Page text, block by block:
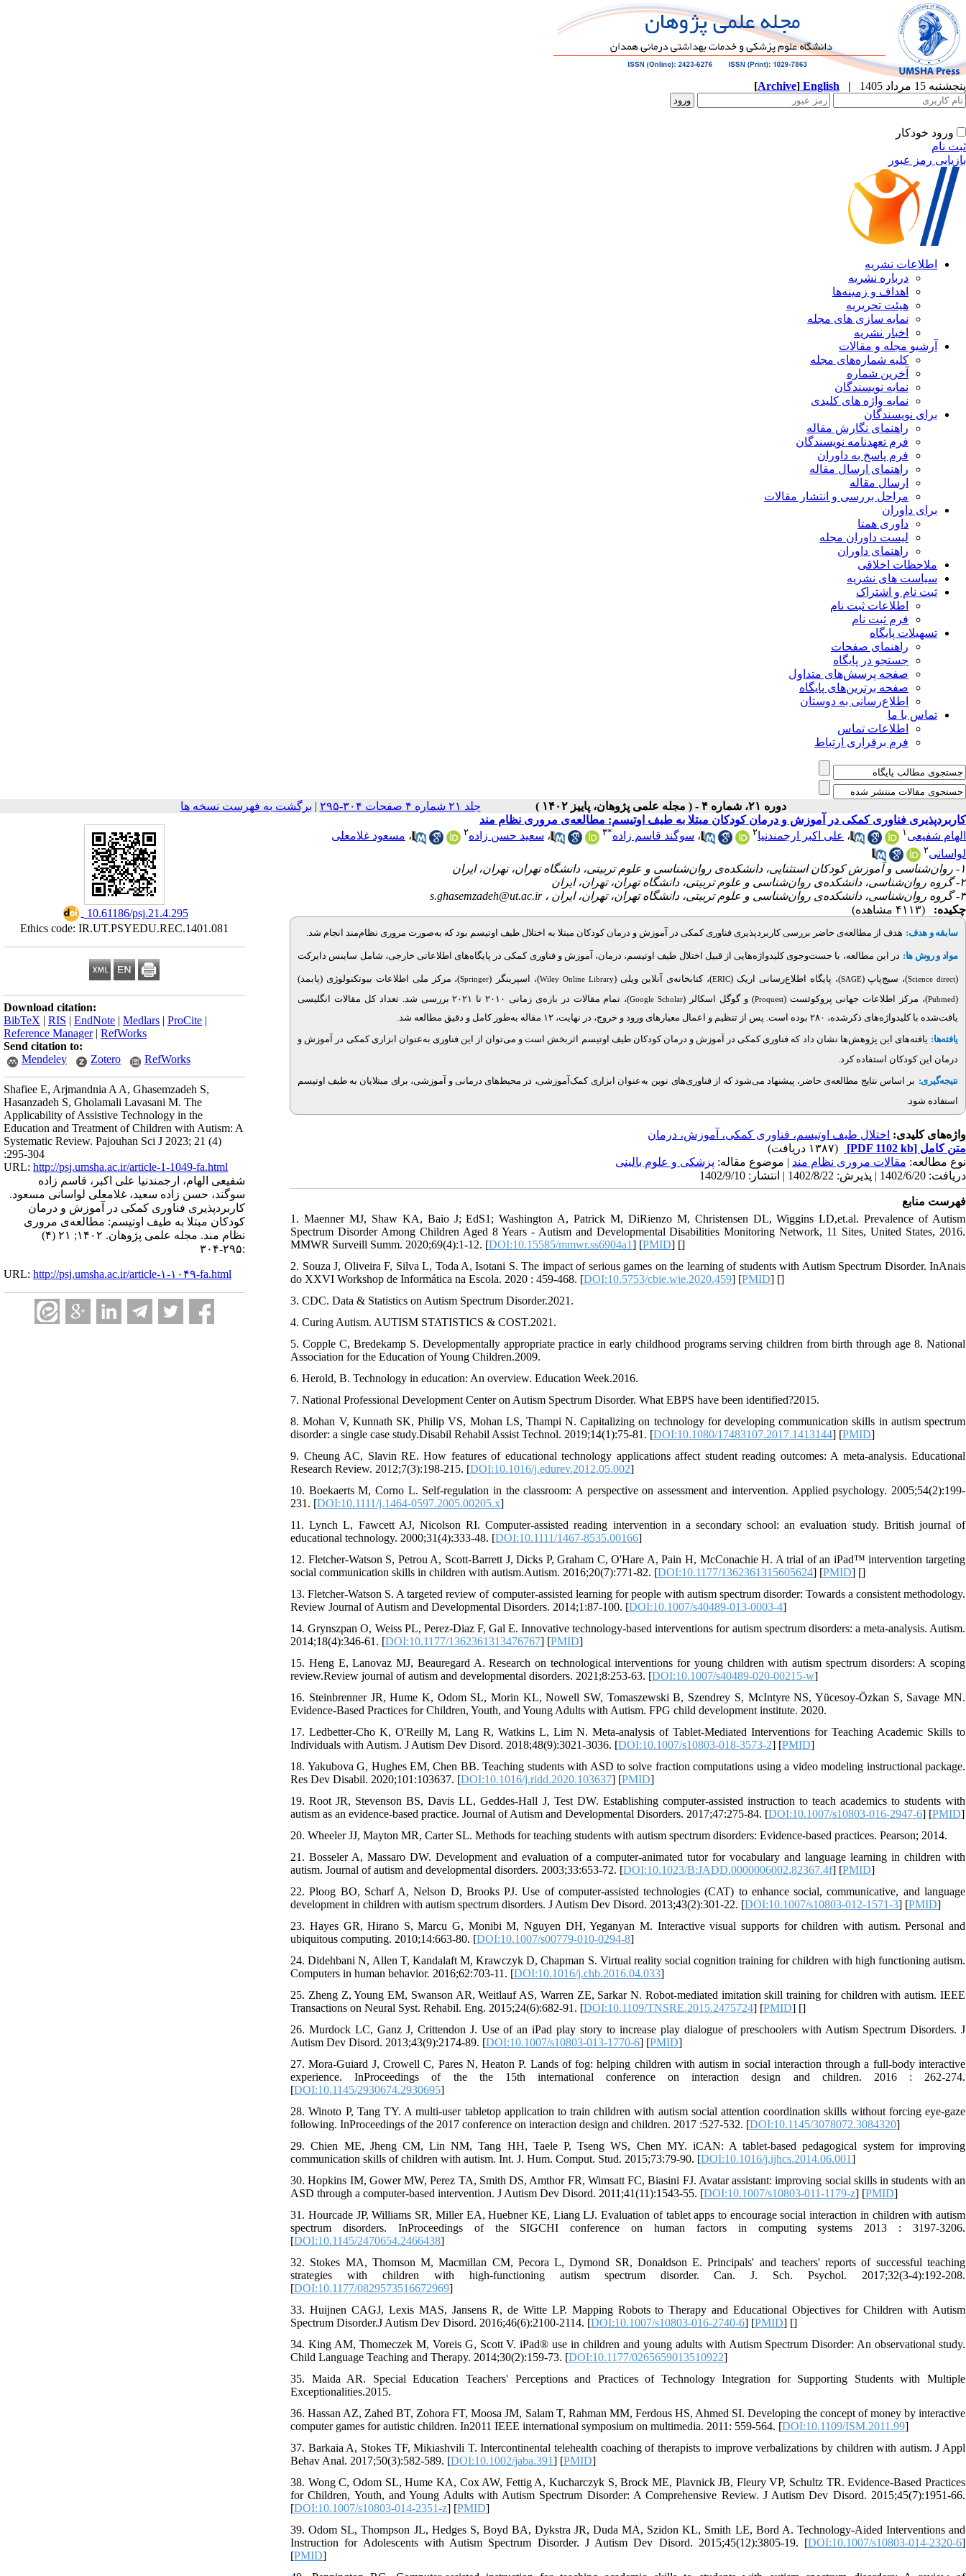
پنجشنبه 15 مرداد 1405 |
English
[Archive]
ورود خودکار
ثبت نام
بازیابی رمز عبور
اطلاعات نشریه
درباره نشریه
اهداف و زمینه‌ها
هیئت تحریریه
نمایه سازی های مجله
اخبار نشریه
آرشیو مجله و مقالات
کلیه شماره‌های مجله
آخرین شماره
نمایه نویسندگان
نمایه واژه های کلیدی
برای نویسندگان
راهنمای نگارش مقاله
فرم تعهدنامه نویسندگان
فرم پاسخ به داوران
راهنمای ارسال مقاله
ارسال مقاله
مراحل بررسی و انتشار مقالات
برای داوران
داوری همتا
لیست داوران مجله
راهنمای داوران
ملاحظات اخلاقی
سیاست های نشریه
ثبت نام و اشتراک
اطلاعات ثبت نام
فرم ثبت نام
تسهیلات پایگاه
راهنمای صفحات
جستجو در پایگاه
صفحه پرسش‌های متداول
صفحه برترین‌های پایگاه
اطلاع‌رسانی به دوستان
تماس با ما
اطلاعات تماس
فرم برقراری ارتباط
دوره ۲۱، شماره ۴ - ( مجله علمی پژوهان، پاییز ۱۴۰۲ ) جلد ۲۱ شماره ۴ صفحات ۳۰۴-۲۹۵ | برگشت به فهرست نسخه ها
‎ 10.61186/psj.21.4.295
Ethics code: IR.UT.PSYEDU.REC.1401.081
Download citation:
BibTeX | RIS | EndNote | Medlars | ProCite |
Reference Manager| RefWorks
Send citation to:
Mendeley
Zotero RefWorks
Shafiee E, Arjmandnia A A, Ghasemzadeh S,
Hasanzadeh S, Gholamali Lavasani M. The
Applicability of Assistive Technology in the
Education and Treatment of Children with Autism: A
Systematic Review. Pajouhan Sci J 2023; 21 (4)
:295-304
URL: http://psj.umsha.ac.ir/article-1-1049-fa.html
شفیعی الهام، ارجمندنیا علی اکبر، قاسم زاده
سوگند، حسن زاده سعید، غلامعلی لواسانی مسعود.
کاربردپذیری فناوری کمکی در آموزش و درمان
کودکان مبتلا به طیف اوتیسم: مطالعه‌ی مروری
نظام مند. مجله علمی پژوهان. ۱۴۰۲; ۲۱ (۴)
:۲۹۵-۳۰۴
URL: http://psj.umsha.ac.ir/article-۱-۱۰۴۹-fa.html
کاربردپذیری فناوری کمکی در آموزش و درمان کودکان مبتلا به طیف اوتیسم: مطالعه‌ی مروری نظام مند
الهام شفیعی ۱ ، علی اکبر ارجمندنیا۲ ، سوگند قاسم زاده*۳ ، سعید حسن زاده۲ ، مسعود غلامعلی
لواسانی۲
۱- روان‌شناسی و آموزش کودکان استثنایی، دانشکده‌ی روان‌شناسی و علوم تربیتی، دانشگاه تهران، تهران، ایران
۲- گروه روان‌شناسی، دانشکده‌ی روان‌شناسی و علوم تربیتی، دانشگاه تهران، تهران، ایران
۳- گروه روان‌شناسی، دانشکده‌ی روان‌شناسی و علوم تربیتی، دانشگاه تهران، تهران، ایران ،
s.ghasemzadeh@ut.ac.ir
چکیده:
(۴۱۱۳ مشاهده)
سابقه و هدف: هدف از مطالعه‌ی حاضر بررسی کاربردپذیری فناوری کمکی در آموزش و درمان کودکان مبتلا به اختلال طیف اوتیسم بود که به‌صورت مروری نظام‌مند انجام شد.
مواد و روش ها: در این مطالعه، با جست‌وجوی کلیدواژه‌هایی از قبیل اختلال طیف اوتیسم، درمان، آموزش و فناوری کمکی در پایگاه‌های اطلاعاتی خارجی، شامل ساینس دایرکت
(
Science direct)، سیج‌پاپ (SAGE)، پایگاه اطلاع‌رسانی اریک (ERIC)، کتابخانه‌ی آنلاین ویلی (Wiley Online Library)، اسپرینگر (
Springer)، مرکز ملی اطلاعات بیوتکنولوژی (پابمد)
(
Pubmed)، مرکز اطلاعات جهانی پروکوئست (Proquest) و گوگل اسکالر (Google Scholar
)، تمام مقالات در بازه‌ی زمانی ۲۰۱۰ تا ۲۰۲۱ بررسی شد. تعداد کل مقالات انگلیسی
یافتشده با کلیدواژه‌های ذکرشده، ۲۸۰ بوده است. پس از تنظیم و اعمال معیارهای ورود و خروج، در نهایت، ۱۲ مقاله به‌طور کامل و دقیق مطالعه شد.
یافته‌ها: یافته‌های این پژوهش‌ها نشان داد که فناوری کمکی در آموزش و درمان کودکان طیف اوتیسم اثربخش است و می‌توان از این فناوری به‌عنوان ابزاری کمکی در آموزش و
درمان این کودکان استفاده کرد.
نتیجه‌گیری: بر اساس نتایج مطالعه‌ی حاضر، پیشنهاد می‌شود که از فناوری‌های نوین به‌عنوان ابزاری کمک‌آموزشی، در محیط‌های درمانی و آموزشی، برای مبتلایان به طیف اوتیسم
استفاده شود.
واژه‌های کلیدی: اختلال طیف اوتیسم، فناوری کمکی، آموزش، درمان
متن کامل [PDF 1102 kb]
(۱۳۸۷ دریافت)
نوع مطالعه: مقالات مروری نظام مند | موضوع مقاله: پزشکی و علوم بالینی
دریافت: 1402/6/20 | پذیرش: 1402/8/22 | انتشار: 1402/9/10
فهرست منابع
1. Maenner MJ, Shaw KA, Baio J; EdS1; Washington A, Patrick M, DiRienzo M, Christensen DL, Wiggins LD,et.al. Prevalence of Autism
Spectrum Disorder Among Children Aged 8 Years - Autism and Developmental Disabilities Monitoring Network, 11 Sites, United States, 2016.
MMWR Surveill Summ. 2020;69(4):1-12. [DOI:10.15585/mmwr.ss6904a1] [PMID] []
2. Souza J, Oliveira F, Silva L, Toda A, Isotani S. The impact of serious games on the learning of students with Autism Spectrum Disorder. InAnais
do XXVI Workshop de Informática na Escola. 2020 : 459-468. [DOI:10.5753/cbie.wie.2020.459] [PMID] []
3. CDC. Data & Statistics on Autism Spectrum Disorder.2021.
4. Curing Autism. AUTISM STATISTICS & COST.2021.
5. Copple C, Bredekamp S. Developmentally appropriate practice in early childhood programs serving children from birth through age 8. National
Association for the Education of Young Children.2009.
6. Herold, B. Technology in education: An overview. Education Week.2016.
7. National Professional Development Center on Autism Spectrum Disorder. What EBPS have been identified?2015.
8. Mohan V, Kunnath SK, Philip VS, Mohan LS, Thampi N. Capitalizing on technology for developing communication skills in autism spectrum
disorder: a single case study.Disabil Rehabil Assist Technol. 2019;14(1):75-81. [DOI:10.1080/17483107.2017.1413144] [PMID]
9. Cheung AC, Slavin RE. How features of educational technology applications affect student reading outcomes: A meta-analysis. Educational
Research Review. 2012;7(3):198-215. [DOI:10.1016/j.edurev.2012.05.002]
10. Boekaerts M, Corno L. Self‐regulation in the classroom: A perspective on assessment and intervention. Applied psychology. 2005;54(2):199-
231. [DOI:10.1111/j.1464-0597.2005.00205.x]
11. Lynch L, Fawcett AJ, Nicolson RI. Computer‐assisted reading intervention in a secondary school: an evaluation study. British journal of
educational technology. 2000;31(4):333-48. [DOI:10.1111/1467-8535.00166]
12. Fletcher-Watson S, Petrou A, Scott-Barrett J, Dicks P, Graham C, O'Hare A, Pain H, McConachie H. A trial of an iPad™ intervention targeting
social communication skills in children with autism.Autism. 2016;20(7):771-82. [DOI:10.1177/1362361315605624] [PMID] []
13. Fletcher-Watson S. A targeted review of computer-assisted learning for people with autism spectrum disorder: Towards a consistent methodology.
Review Journal of Autism and Developmental Disorders. 2014;1:87-100. [DOI:10.1007/s40489-013-0003-4]
14. Grynszpan O, Weiss PL, Perez-Diaz F, Gal E. Innovative technology-based interventions for autism spectrum disorders: a meta-analysis. Autism.
2014;18(4):346-61. [DOI:10.1177/1362361313476767] [PMID]
15. Heng E, Lanovaz MJ, Beauregard A. Research on technological interventions for young children with autism spectrum disorders: A scoping
review.Review journal of autism and developmental disorders. 2021;8:253-63. [DOI:10.1007/s40489-020-00215-w]
16. Steinbrenner JR, Hume K, Odom SL, Morin KL, Nowell SW, Tomaszewski B, Szendrey S, McIntyre NS, Yücesoy-Özkan S, Savage MN.
Evidence-Based Practices for Children, Youth, and Young Adults with Autism. FPG child development institute. 2020.
17. Ledbetter-Cho K, O'Reilly M, Lang R, Watkins L, Lim N. Meta-analysis of Tablet-Mediated Interventions for Teaching Academic Skills to
Individuals with Autism. J Autism Dev Disord. 2018;48(9):3021-3036. [DOI:10.1007/s10803-018-3573-2] [PMID]
18. Yakubova G, Hughes EM, Chen BB. Teaching students with ASD to solve fraction computations using a video modeling instructional package.
Res Dev Disabil. 2020;101:103637. [DOI:10.1016/j.ridd.2020.103637] [PMID]
19. Root JR, Stevenson BS, Davis LL, Geddes-Hall J, Test DW. Establishing computer-assisted instruction to teach academics to students with
autism as an evidence-based practice. Journal of Autism and Developmental Disorders. 2017;47:275-84. [DOI:10.1007/s10803-016-2947-6] [PMID]
20. Wheeler JJ, Mayton MR, Carter SL. Methods for teaching students with autism spectrum disorders: Evidence-based practices. Pearson; 2014.
21. Bosseler A, Massaro DW. Development and evaluation of a computer-animated tutor for vocabulary and language learning in children with
autism. Journal of autism and developmental disorders. 2003;33:653-72. [DOI:10.1023/B:JADD.0000006002.82367.4f] [PMID]
22. Ploog BO, Scharf A, Nelson D, Brooks PJ. Use of computer-assisted technologies (CAT) to enhance social, communicative, and language
development in children with autism spectrum disorders. J Autism Dev Disord. 2013;43(2):301-22. [DOI:10.1007/s10803-012-1571-3] [PMID]
23. Hayes GR, Hirano S, Marcu G, Monibi M, Nguyen DH, Yeganyan M. Interactive visual supports for children with autism. Personal and
ubiquitous computing. 2010;14:663-80. [DOI:10.1007/s00779-010-0294-8]
24. Didehbani N, Allen T, Kandalaft M, Krawczyk D, Chapman S. Virtual reality social cognition training for children with high functioning autism.
Computers in human behavior. 2016;62:703-11. [DOI:10.1016/j.chb.2016.04.033]
25. Zheng Z, Young EM, Swanson AR, Weitlauf AS, Warren ZE, Sarkar N. Robot-mediated imitation skill training for children with autism. IEEE
Transactions on Neural Syst. Rehabil. Eng. 2015;24(6):682-91. [DOI:10.1109/TNSRE.2015.2475724] [PMID] []
26. Murdock LC, Ganz J, Crittendon J. Use of an iPad play story to increase play dialogue of preschoolers with Autism Spectrum Disorders. J
Autism Dev Disord. 2013;43(9):2174-89. [DOI:10.1007/s10803-013-1770-6] [PMID]
27. Mora-Guiard J, Crowell C, Pares N, Heaton P. Lands of fog: helping children with autism in social interaction through a full-body interactive
experience. InProceedings of the the 15th international conference on interaction design and children. 2016 : 262-274.
[DOI:10.1145/2930674.2930695]
28. Winoto P, Tang TY. A multi-user tabletop application to train children with autism social attention coordination skills without forcing eye-gaze
following. InProceedings of the 2017 conference on interaction design and children. 2017 :527-532. [DOI:10.1145/3078072.3084320]
29. Chien ME, Jheng CM, Lin NM, Tang HH, Taele P, Tseng WS, Chen MY. iCAN: A tablet-based pedagogical system for improving
communication skills of children with autism. Int. J. Hum. Comput. Stud. 2015;73:79-90. [DOI:10.1016/j.ijhcs.2014.06.001]
30. Hopkins IM, Gower MW, Perez TA, Smith DS, Amthor FR, Wimsatt FC, Biasini FJ. Avatar assistant: improving social skills in students with an
ASD through a computer-based intervention. J Autism Dev Disord. 2011;41(11):1543-55. [DOI:10.1007/s10803-011-1179-z] [PMID]
31. Hourcade JP, Williams SR, Miller EA, Huebner KE, Liang LJ. Evaluation of tablet apps to encourage social interaction in children with autism
spectrum disorders. InProceedings of the SIGCHI conference on human factors in computing systems 2013 : 3197-3206.
[DOI:10.1145/2470654.2466438]
32. Stokes MA, Thomson M, Macmillan CM, Pecora L, Dymond SR, Donaldson E. Principals' and teachers' reports of successful teaching
strategies with children with high-functioning autism spectrum disorder. Can. J. Sch. Psychol. 2017;32(3-4):192-208.
[DOI:10.1177/0829573516672969]
33. Huijnen CAGJ, Lexis MAS, Jansens R, de Witte LP. Mapping Robots to Therapy and Educational Objectives for Children with Autism
Spectrum Disorder.J Autism Dev Disord. 2016;46(6):2100-2114. [DOI:10.1007/s10803-016-2740-6] [PMID] []
34. King AM, Thomeczek M, Voreis G, Scott V. iPad® use in children and young adults with Autism Spectrum Disorder: An observational study.
Child Language Teaching and Therapy. 2014;30(2):159-73. [DOI:10.1177/0265659013510922]
35. Maida AR. Special Education Teachers' Perceptions and Practices of Technology Integration for Supporting Students with Multiple
Exceptionalities.2015.
36. Hassan AZ, Zahed BT, Zohora FT, Moosa JM, Salam T, Rahman MM, Ferdous HS, Ahmed SI. Developing the concept of money by interactive
computer games for autistic children. In2011 IEEE international symposium on multimedia. 2011: 559-564. [DOI:10.1109/ISM.2011.99]
37. Barkaia A, Stokes TF, Mikiashvili T. Intercontinental telehealth coaching of therapists to improve verbalizations by children with autism. J Appl
Behav Anal. 2017;50(3):582-589. [DOI:10.1002/jaba.391] [PMID]
38. Wong C, Odom SL, Hume KA, Cox AW, Fettig A, Kucharczyk S, Brock ME, Plavnick JB, Fleury VP, Schultz TR. Evidence-Based Practices
for Children, Youth, and Young Adults with Autism Spectrum Disorder: A Comprehensive Review. J Autism Dev Disord. 2015;45(7):1951-66.
[DOI:10.1007/s10803-014-2351-z] [PMID]
39. Odom SL, Thompson JL, Hedges S, Boyd BA, Dykstra JR, Duda MA, Szidon KL, Smith LE, Bord A. Technology-Aided Interventions and
Instruction for Adolescents with Autism Spectrum Disorder. J Autism Dev Disord. 2015;45(12):3805-19. [DOI:10.1007/s10803-014-2320-6]
[PMID]